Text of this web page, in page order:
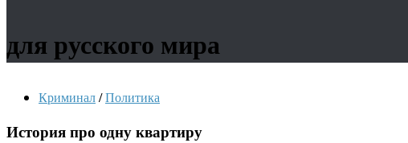
для русского мира
Криминал/Политика
История про одну квартиру